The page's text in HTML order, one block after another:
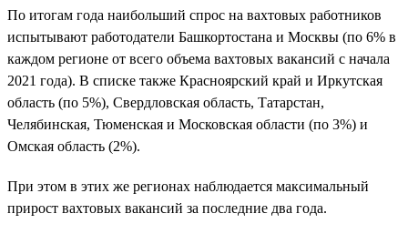
По итогам года наибольший спрос на вахтовых работников
испытывают работодатели Башкортостана и Москвы (по 6% в
каждом регионе от всего объема вахтовых вакансий с начала
2021 года). В списке также Красноярский край и Иркутская
область (по 5%), Свердловская область, Татарстан,
Челябинская, Тюменская и Московская области (по 3%) и
Омская область (2%).
При этом в этих же регионах наблюдается максимальный
прирост вахтовых вакансий за последние два года.